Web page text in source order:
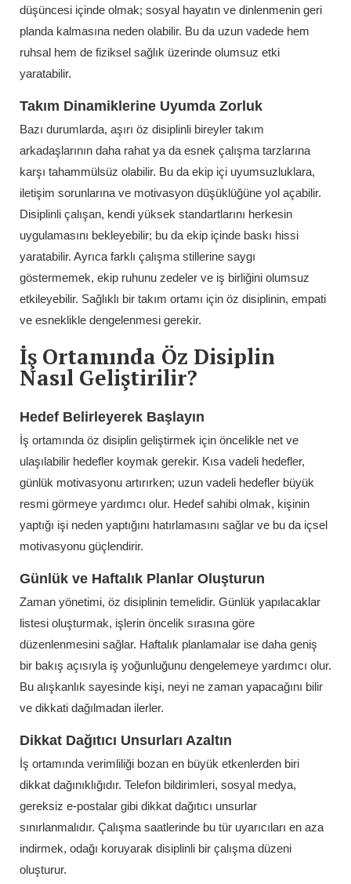
düşüncesi içinde olmak; sosyal hayatın ve dinlenmenin geri
planda kalmasına neden olabilir. Bu da uzun vadede hem
ruhsal hem de fiziksel sağlık üzerinde olumsuz etki
yaratabilir.
Takım Dinamiklerine Uyumda Zorluk
Bazı durumlarda, aşırı öz disiplinli bireyler takım
arkadaşlarının daha rahat ya da esnek çalışma tarzlarına
karşı tahammülsüz olabilir. Bu da ekip içi uyumsuzluklara,
iletişim sorunlarına ve motivasyon düşüklüğüne yol açabilir.
Disiplinli çalışan, kendi yüksek standartlarını herkesin
uygulamasını bekleyebilir; bu da ekip içinde baskı hissi
yaratabilir. Ayrıca farklı çalışma stillerine saygı
göstermemek, ekip ruhunu zedeler ve iş birliğini olumsuz
etkileyebilir. Sağlıklı bir takım ortamı için öz disiplinin, empati
ve esneklikle dengelenmesi gerekir.
İş Ortamında Öz Disiplin
Nasıl Geliştirilir?
Hedef Belirleyerek Başlayın
İş ortamında öz disiplin geliştirmek için öncelikle net ve
ulaşılabilir hedefler koymak gerekir. Kısa vadeli hedefler,
günlük motivasyonu artırırken; uzun vadeli hedefler büyük
resmi görmeye yardımcı olur. Hedef sahibi olmak, kişinin
yaptığı işi neden yaptığını hatırlamasını sağlar ve bu da içsel
motivasyonu güçlendirir.
Günlük ve Haftalık Planlar Oluşturun
Zaman yönetimi, öz disiplinin temelidir. Günlük yapılacaklar
listesi oluşturmak, işlerin öncelik sırasına göre
düzenlenmesini sağlar. Haftalık planlamalar ise daha geniş
bir bakış açısıyla iş yoğunluğunu dengelemeye yardımcı olur.
Bu alışkanlık sayesinde kişi, neyi ne zaman yapacağını bilir
ve dikkati dağılmadan ilerler.
Dikkat Dağıtıcı Unsurları Azaltın
İş ortamında verimliliği bozan en büyük etkenlerden biri
dikkat dağınıklığıdır. Telefon bildirimleri, sosyal medya,
gereksiz e-postalar gibi dikkat dağıtıcı unsurlar
sınırlanmalıdır. Çalışma saatlerinde bu tür uyarıcıları en aza
indirmek, odağı koruyarak disiplinli bir çalışma düzeni
oluşturur.